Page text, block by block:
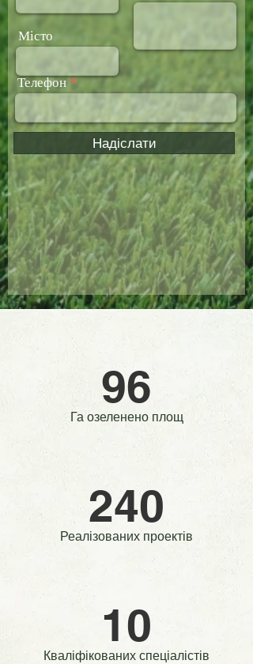
Місто
Телефон
Надіслати
96
Га озеленено площ
240
Реалізованих проектів
10
Кваліфікованих спеціалістів